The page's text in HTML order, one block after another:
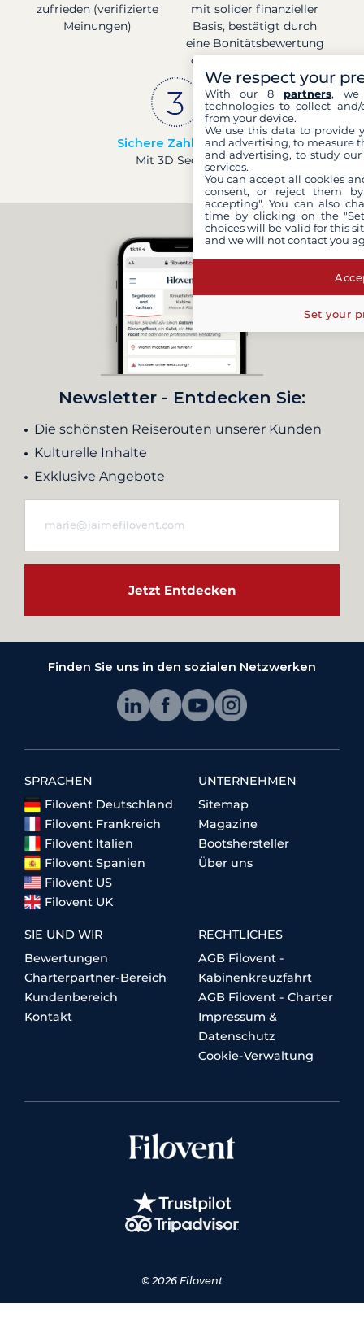
zufrieden (verifizierte
Meinungen)
mit solider finanzieller
Basis, bestätigt durch
eine Bonitätsbewertung
der Banque de France.
Sichere Zahlungen
Mit 3D Secure
Newsletter - Entdecken Sie:
Die schönsten Reiserouten unserer Kunden
Kulturelle Inhalte
Exklusive Angebote
Jetzt Entdecken
Finden Sie uns in den sozialen Netzwerken
SPRACHEN
Filovent Deutschland
Filovent Frankreich
Filovent Italien
Filovent Spanien
Filovent US
Filovent UK
UNTERNEHMEN
Sitemap
Magazine
Bootshersteller
Über uns
SIE UND WIR
Bewertungen
Charterpartner-Bereich
Kundenbereich
Kontakt
RECHTLICHES
AGB Filovent -
Kabinenkreuzfahrt
AGB Filovent - Charter
Impressum &
Datenschutz
Cookie-Verwaltung
© 2026 Filovent
We respect your
With our 8 partners, we
technologies to collect
from your device.
We use this data to provide
and advertising, to measure
and advertising, to study
services.
You can accept all cookies
consent, or reject them
accepting". You can also
time by clicking on the
choices will be valid for this
and we will not contact you
Set your